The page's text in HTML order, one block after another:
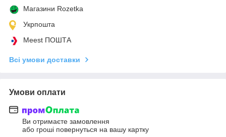
Магазини Rozetka
Укрпошта
Meest ПОШТА
Всі умови доставки
Умови оплати
Ви отримаєте замовлення
або гроші повернуться на вашу картку